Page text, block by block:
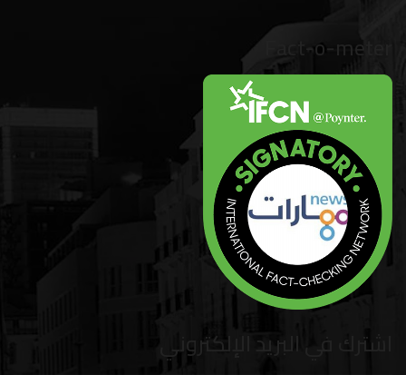
Fact-o-meter
اشترك في البريد الإلكتروني